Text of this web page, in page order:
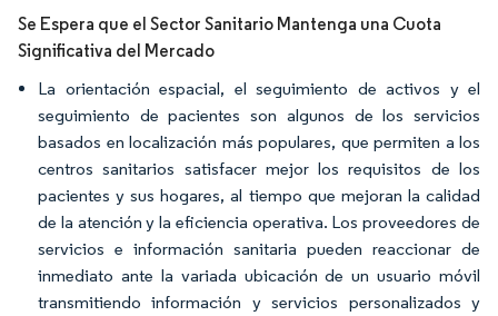
Se Espera que el Sector Sanitario Mantenga una Cuota
Significativa del Mercado
La orientación espacial, el seguimiento de activos y el
seguimiento de pacientes son algunos de los servicios
basados en localización más populares, que permiten a los
centros sanitarios satisfacer mejor los requisitos de los
pacientes y sus hogares, al tiempo que mejoran la calidad
de la atención y la eficiencia operativa. Los proveedores de
servicios e información sanitaria pueden reaccionar de
inmediato ante la variada ubicación de un usuario móvil
transmitiendo información y servicios personalizados y